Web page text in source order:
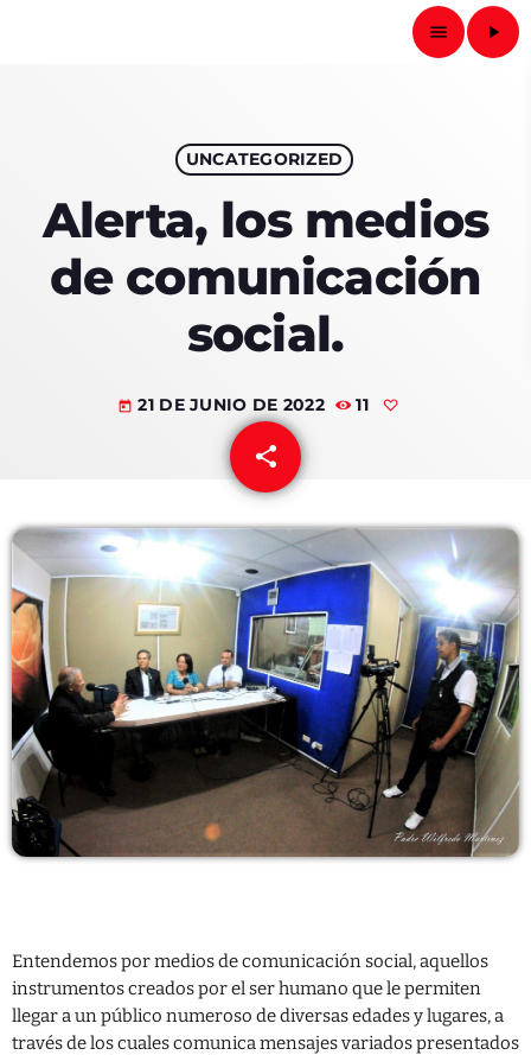
menu
play_arrow
RADIO FOTOS RD
PORTADA
QUIÉNES SOMOS
CONTACTO
UNCATEGORIZED
Alerta, los medios
de comunicación
social.
today 21 DE JUNIO DE 2022 11
share
email
Entendemos por medios de comunicación social, aquellos
instrumentos creados por el ser humano que le permiten
llegar a un público numeroso de diversas edades y lugares, a
través de los cuales comunica mensajes variados presentados